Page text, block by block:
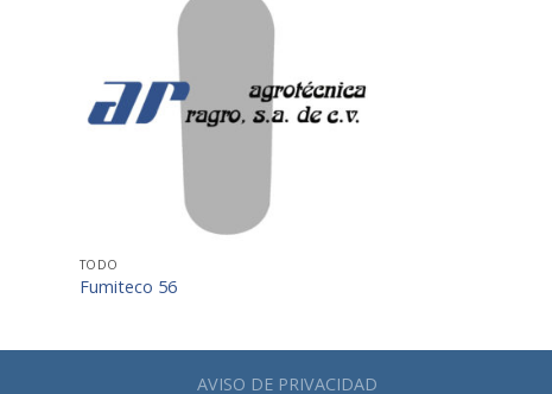
TODO
Fumiteco 56
AVISO DE PRIVACIDAD